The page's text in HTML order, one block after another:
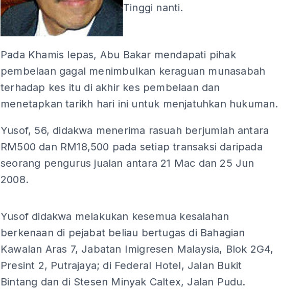
Tinggi nanti.
Pada Khamis lepas, Abu Bakar mendapati pihak
pembelaan gagal menimbulkan keraguan munasabah
terhadap kes itu di akhir kes pembelaan dan
menetapkan tarikh hari ini untuk menjatuhkan hukuman.
Yusof, 56, didakwa menerima rasuah berjumlah antara
RM500 dan RM18,500 pada setiap transaksi daripada
seorang pengurus jualan antara 21 Mac dan 25 Jun
2008.
Yusof didakwa melakukan kesemua kesalahan
berkenaan di pejabat beliau bertugas di Bahagian
Kawalan Aras 7, Jabatan Imigresen Malaysia, Blok 2G4,
Presint 2, Putrajaya; di Federal Hotel, Jalan Bukit
Bintang dan di Stesen Minyak Caltex, Jalan Pudu.